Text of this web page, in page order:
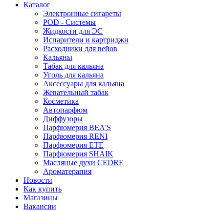
Каталог
Электронные сигареты
POD - Системы
Жидкости для ЭС
Испарители и картриджи
Расходники для вейов
Кальяны
Табак для кальяна
Уголь для кальяна
Аксессуары для кальяна
Жевательный табак
Косметика
Автопарфюм
Диффузоры
Парфюмерия BEA'S
Парфюмерия RENI
Парфюмерия ETE
Парфюмерия SHAIK
Масляные духи CEDRE
Ароматерапия
Новости
Как купить
Магазины
Вакансии